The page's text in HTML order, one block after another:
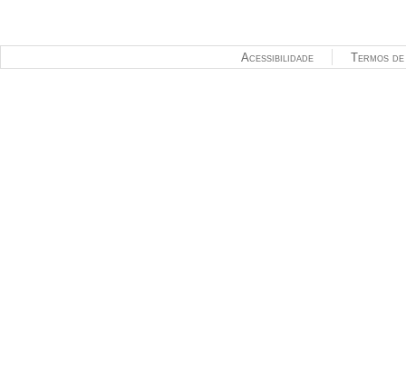
Termos
Acessibilidade